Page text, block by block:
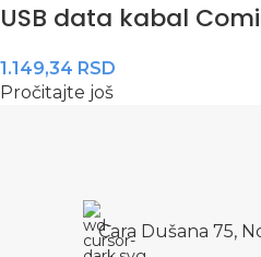
USB data kabal
1.149,34 RSD
Pročitajte još
Cara Dušana 75,